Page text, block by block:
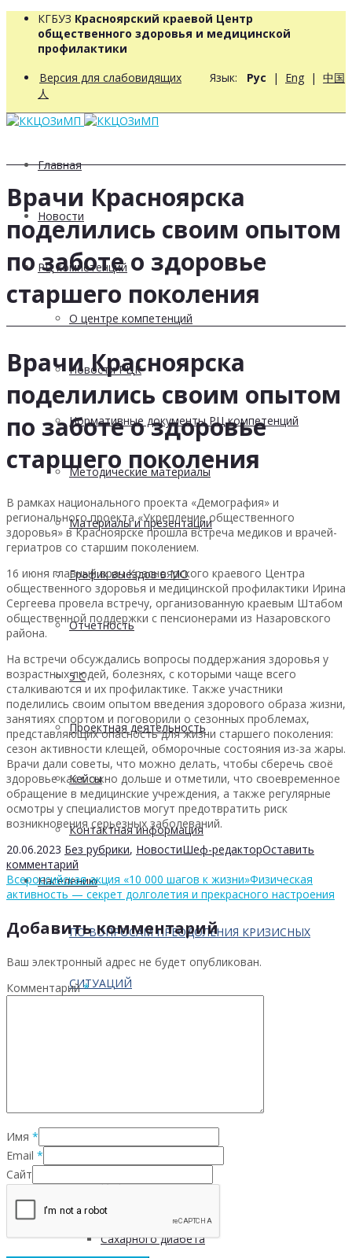
КГБУЗ Красноярский краевой Центр
общественного здоровья и медицинской
профилактики
Версия для слабовидящих Язык: Рус | Eng | 中国
人
Главная
Новости
РЦ компетенций
О центре компетенций
Новости РЦК
Нормативные документы РЦ компетенций
Методические материалы
Материалы и презентации
График выездов в МО
Отчетность
5 С
Проектная деятельность
Кейсы
Контактная информация
Населению
ПО ВОПРОСАМ ПРЕОДОЛЕНИЯ КРИЗИСНЫХ
СИТУАЦИЙ
Инфаркта
Сахарного диабета
Врачи Красноярска
поделились своим опытом
по заботе о здоровье
старшего поколения
Врачи Красноярска
поделились своим опытом
по заботе о здоровье
старшего поколения
В рамках национального проекта «Демография» и
регионального проекта «Укрепление общественного
здоровья» в Красноярске прошла встреча медиков и врачей-
гериатров со старшим поколением.
16 июня главный врач Красноярского краевого Центра
общественного здоровья и медицинской профилактики Ирина
Сергеева провела встречу, организованную краевым Штабом
общественной поддержки с пенсионерами из Назаровского
района.
На встречи обсуждались вопросы поддержания здоровья у
возрастных людей, болезнях, с которыми чаще всего
сталкиваются и их профилактике. Также участники
поделились своим опытом введения здорового образа жизни,
занятиях спортом и поговорили о сезонных проблемах,
представляющих опасность для жизни старшего поколения:
сезон активности клещей, обморочные состояния из-за жары.
Врачи дали советы, что можно делать, чтобы сберечь своё
здоровье как можно дольше и отметили, что своевременное
обращение в медицинские учреждения, а также регулярные
осмотры у специалистов могут предотвратить риск
возникновения серьезных заболеваний.
20.06.2023 Без рубрики, НовостиШеф-редакторОставить
комментарий
Всероссийская акция «10 000 шагов к жизни»Физическая
активность — секрет долголетия и прекрасного настроения
Добавить комментарий
Ваш электронный адрес не будет опубликован.
Комментарий*
Имя *
Email *
Сайт